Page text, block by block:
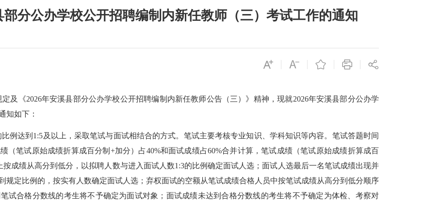
部分公办学校公开招聘编制内新任教师（三）考试工作的通知
定及《2026年安溪县部分公办学校公开招聘编制内新任教师公告（三）》精神，现就2026年安溪县部分公办学
知如下：
例达到 1:5及以上，采取笔试与面试相结合的方式。笔试主要考核专业知识、学科知识等内容。笔试答题时间
（笔试原始成绩折算成百分制+加分）占40%和面试成绩占60%合并计算，笔试成绩（笔试原始成绩折算成百
成绩从高分到低分，以拟聘人数与进入面试人数1:3的比例确定面试人选；面试人选最后一名笔试成绩出现并
规定比例的，按实有人数确定面试人选；弃权面试的空额从笔试成绩合格人员中按笔试成绩从高分到低分顺序
试合格分数线的考生将不予确定为面试对象；面试成绩未达到合格分数线的考生将不予确定为体检、考察对